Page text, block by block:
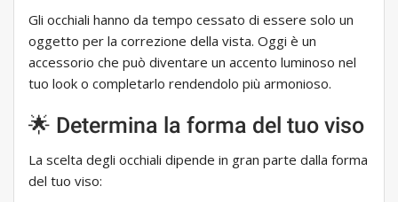
Gli occhiali hanno da tempo cessato di essere solo un
oggetto per la correzione della vista. Oggi è un
accessorio che può diventare un accento luminoso nel
tuo look o completarlo rendendolo più armonioso.
🌟 Determina la forma del tuo viso
La scelta degli occhiali dipende in gran parte dalla forma
del tuo viso: